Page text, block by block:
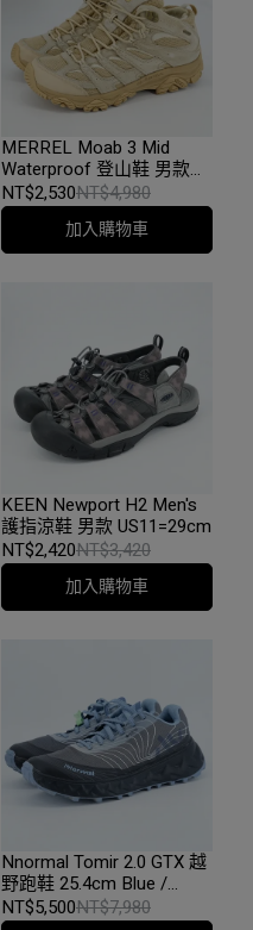
MERREL Moab 3 Mid
Waterproof 登山鞋 男款
US11=29CM 卡其
NT$2,530NT$4,980
加入購物車
KEEN Newport H2 Men's
護指涼鞋 男款 US11=29cm
NT$2,420NT$3,420
加入購物車
Nnormal Tomir 2.0 GTX 越
野跑鞋 25.4cm Blue /
Black
NT$5,500NT$7,980